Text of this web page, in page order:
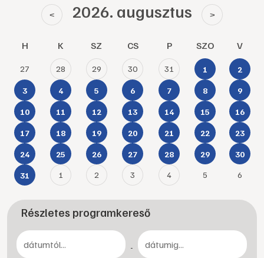
< 2026. augusztus >
H K SZ CS P SZO V
27 28 29 30 31 1 2
3 4 5 6 7 8 9
10 11 12 13 14 15 16
17 18 19 20 21 22 23
24 25 26 27 28 29 30
31 1 2 3 4 5 6
Részletes programkereső
-